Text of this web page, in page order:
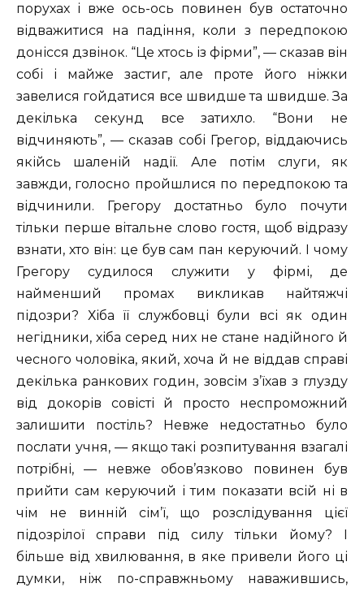
порухах і вже ось-ось повинен був остаточно
відважитися на падіння, коли з передпокою
донісся дзвінок. “Це хтось із фірми”, — сказав він
собі і майже застиг, але проте його ніжки
завелися гойдатися все швидше та швидше. За
декілька секунд все затихло. “Вони не
відчиняють”, — сказав собі Грегор, віддаючись
якійсь шаленій надії. Але потім слуги, як
завжди, голосно пройшлися по передпокою та
відчинили. Грегору достатньо було почути
тільки перше вітальне слово гостя, щоб відразу
взнати, хто він: це був сам пан керуючий. I чому
Грегору судилося служити у фірмі, де
найменший промах викликав найтяжчі
підозри? Хіба її службовці були всі як один
негідники, хіба серед них не стане надійного й
чесного чоловіка, який, хоча й не віддав справі
декілька ранкових годин, зовсім з’їхав з глузду
від докорів совісті й просто неспроможний
залишити постіль? Невже недостатньо було
послати учня, — якщо такі розпитування взагалі
потрібні, — невже обов’язково повинен був
прийти сам керуючий і тим показати всій ні в
чім не винній сім’ї, що розслідування цієї
підозрілої справи під силу тільки йому? I
більше від хвилювання, в яке привели його ці
думки, ніж по-справжньому наважившись,